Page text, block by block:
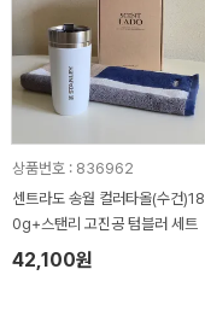
상품번호 : 836962
센트라도 송월 컬러타올(수건)18
0g+스탠리 고진공 텀블러 세트
42,100원